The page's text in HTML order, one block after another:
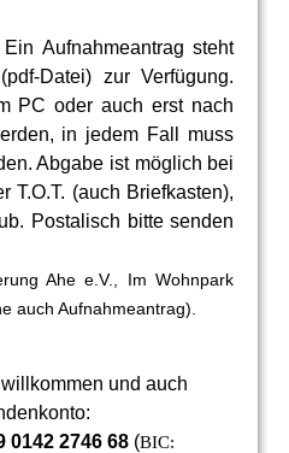
Aufnahmeantrag steht
(pdf-Datei) zur Verfügung.
PC oder auch erst nach
in jedem Fall muss
Abgabe ist möglich bei
T.O.T. (auch Briefkasten),
Postalisch bitte senden
Ahe e.V., Im Wohnpark
auch Aufnahmeantrag).
und auch
0142 2746 68 (BIC: